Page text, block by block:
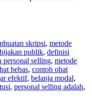
skripsi, metode
publik, definisi
personal selling, metode
bebas, contoh obat
efektif, belanja modal,
, personal selling adalah,